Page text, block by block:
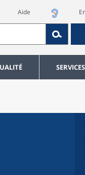
Aide
SERVICES